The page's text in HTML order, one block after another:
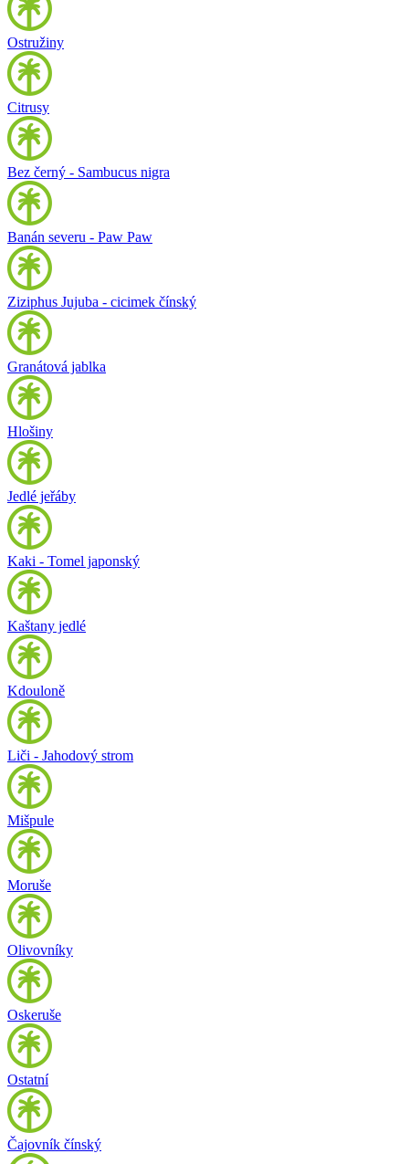
Ostružiny
Citrusy
Bez černý - Sambucus nigra
Banán severu - Paw Paw
Ziziphus Jujuba - cicimek čínský
Granátová jablka
Hlošiny
Jedlé jeřáby
Kaki - Tomel japonský
Kaštany jedlé
Kdouloně
Liči - Jahodový strom
Mišpule
Moruše
Olivovníky
Oskeruše
Ostatní
Čajovník čínský